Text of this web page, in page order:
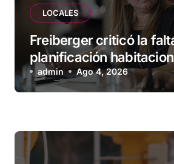
LOCALES
Freiberger criticó la
planificación
Municipio: “Vuoto deja
vecinos que llevan
admin Ago 4, 2026